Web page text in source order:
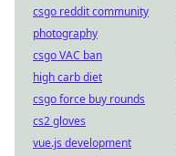
csgo reddit community
photography
csgo VAC ban
high carb diet
csgo force buy rounds
cs2 gloves
vue.js development